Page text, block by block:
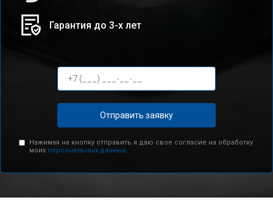
Гарантия до 3-х лет
Отправить заявку
Нажимая на кнопку отправить я даю свое согласие на обработку
моих персональных данных.